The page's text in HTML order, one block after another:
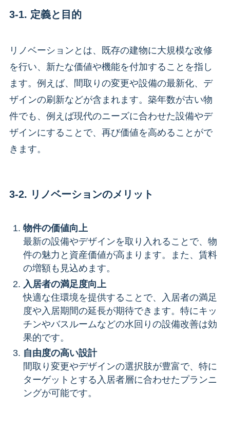
3-1. 定義と目的
リノベーションとは、既存の建物に大規模な改修
を行い、新たな価値や機能を付加することを指し
ます。例えば、間取りの変更や設備の最新化、デ
ザインの刷新などが含まれます。築年数が古い物
件でも、例えば現代のニーズに合わせた設備やデ
ザインにすることで、再び価値を高めることがで
きます。
3-2. リノベーションのメリット
物件の価値向上
最新の設備やデザインを取り入れることで、物
件の魅力と資産価値が高まります。また、賃料
の増額も見込めます。
入居者の満足度向上
快適な住環境を提供することで、入居者の満足
度や入居期間の延長が期待できます。特にキッ
チンやバスルームなどの水回りの設備改善は効
果的です。
自由度の高い設計
間取り変更やデザインの選択肢が豊富で、特に
ターゲットとする入居者層に合わせたプランニ
ングが可能です。